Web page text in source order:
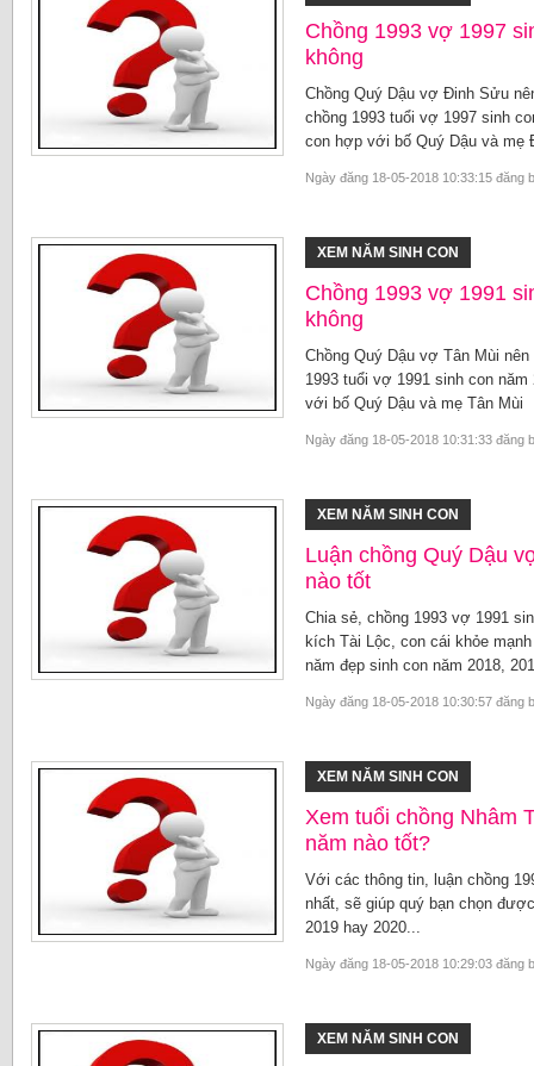
Chồng 1993 vợ 1997
không
Chồng Quý Dậu vợ Đinh Sửu
chồng 1993 tuổi vợ 1997 sinh
con hợp với bố Quý Dậu và mẹ
Ngày đăng 18-05-2018 10:33:15 đăng
XEM NĂM SINH CON
Chồng 1993 vợ 1991
không
Chồng Quý Dậu vợ Tân Mùi
1993 tuổi vợ 1991 sinh con
với bố Quý Dậu và mẹ Tân Mùi
Ngày đăng 18-05-2018 10:31:33 đăng
XEM NĂM SINH CON
Luận chồng Quý Dậu
nào tốt
Chia sẻ, chồng 1993 vợ 1991
kích Tài Lộc, con cái khỏe
năm đẹp sinh con năm 2018,
Ngày đăng 18-05-2018 10:30:57 đăng
XEM NĂM SINH CON
Xem tuổi chồng Nhâm
năm nào tốt?
Với các thông tin, luận chồng
nhất, sẽ giúp quý bạn chọn
2019 hay 2020...
Ngày đăng 18-05-2018 10:29:03 đăng
XEM NĂM SINH CON